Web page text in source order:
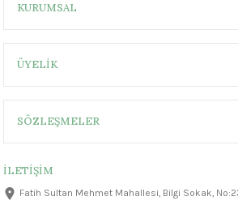
KURUMSAL
ÜYELİK
SÖZLEŞMELER
İLETİŞİM
Fatih Sultan Mehmet Mahallesi, Bilgi Sokak,